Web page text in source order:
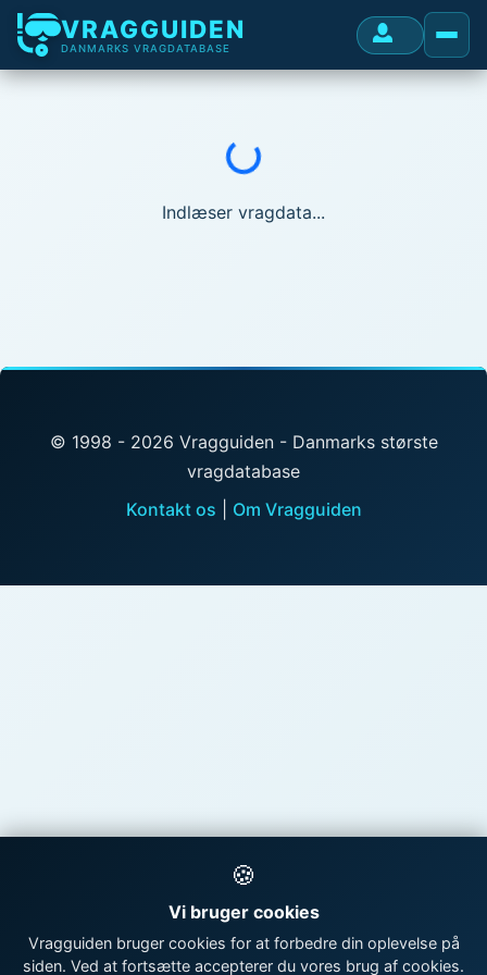
VRAGGUIDEN
DANMARKS VRAGDATABASE
Indlæser...
Indlæser vragdata...
© 1998 - 2026 Vragguiden - Danmarks største
vragdatabase
Kontakt os
Om Vragguiden
🍪
Vi bruger cookies
Vragguiden bruger cookies for at forbedre din oplevelse på
siden. Ved at fortsætte accepterer du vores brug af cookies.